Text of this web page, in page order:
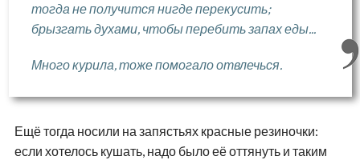
тогда не получится нигде перекусить;
брызгать духами, чтобы перебить запах еды...
Много курила, тоже помогало отвлечься.
Ещё тогда носили на запястьях красные резиночки:
если хотелось кушать, надо было её оттянуть и таким